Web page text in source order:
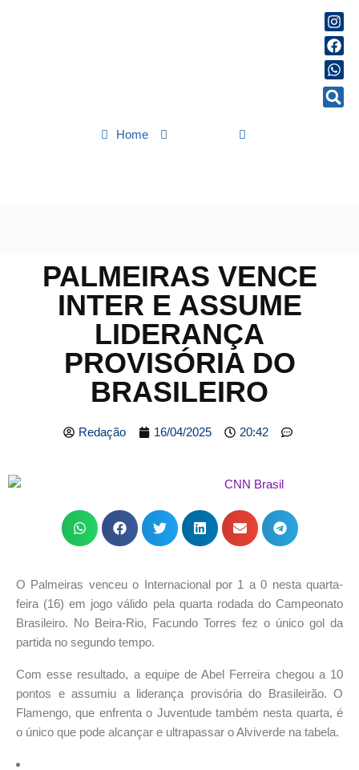
Home
PALMEIRAS VENCE
INTER E ASSUME
LIDERANÇA
PROVISÓRIA DO
BRASILEIRO
Redação 16/04/2025 20:42
O Palmeiras venceu o Internacional por 1 a 0 nesta quarta-
feira (16) em jogo válido pela quarta rodada do Campeonato
Brasileiro. No Beira-Rio, Facundo Torres fez o único gol da
partida no segundo tempo.
Com esse resultado, a equipe de Abel Ferreira chegou a 10
pontos e assumiu a liderança provisória do Brasileirão. O
Flamengo, que enfrenta o Juventude também nesta quarta, é
o único que pode alcançar e ultrapassar o Alviverde na tabela.